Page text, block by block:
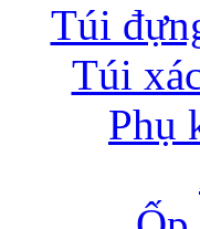
Bao da iPad Air
Túi
Túi
Phụ